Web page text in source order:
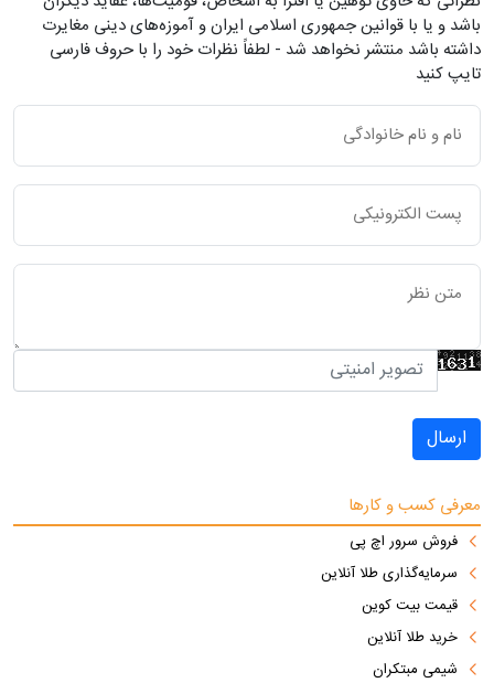
باشد و یا با قوانین جمهوری اسلامی ایران و آموزه‌های دینی مغایرت
داشته باشد منتشر نخواهد شد - لطفاً نظرات خود را با حروف فارسی
تایپ کنید
ارسال
معرفی کسب و کارها
فروش سرور اچ پی
سرمایه‌گذاری طلا آنلاین
قیمت بیت کوین
خرید طلا آنلاین
شیمی مبتکران